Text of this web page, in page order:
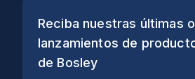
Reciba nuestras últimas
lanzamientos de
de Bosley